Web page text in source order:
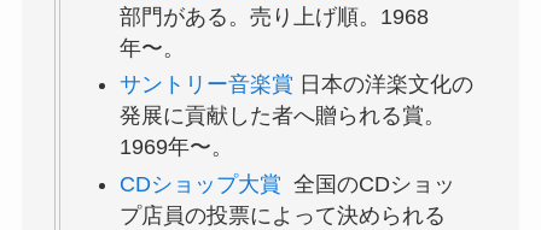
部門がある。売り上げ順。1968
年〜。
サントリー音楽賞 日本の洋楽文化の
発展に貢献した者へ贈られる賞。
1969年〜。
CDショップ大賞 全国のCDショッ
プ店員の投票によって決められる